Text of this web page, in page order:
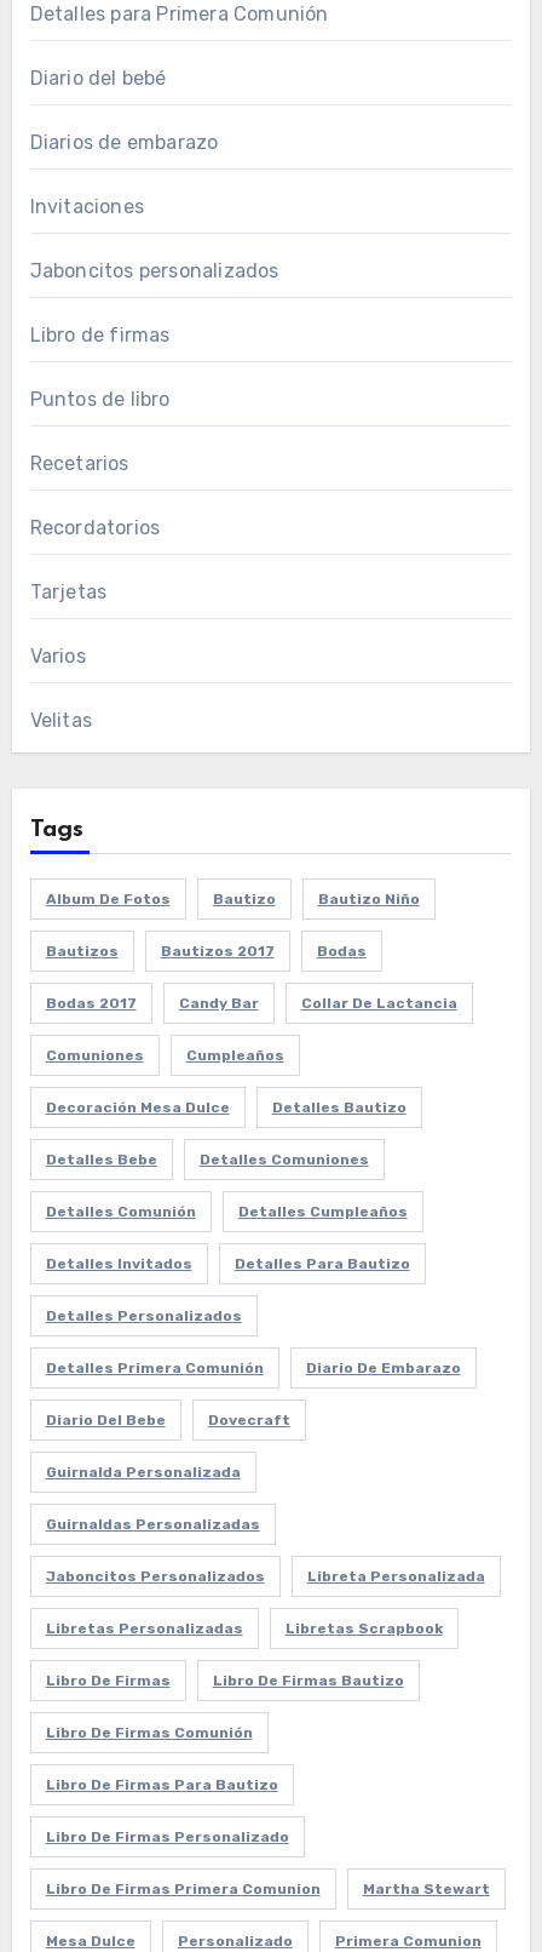
Detalles para Primera Comunión
Diario del bebé
Diarios de embarazo
Invitaciones
Jaboncitos personalizados
Libro de firmas
Puntos de libro
Recetarios
Recordatorios
Tarjetas
Varios
Velitas
Tags
Album De Fotos Bautizo Bautizo Niño
Bautizos Bautizos 2017 Bodas
Bodas 2017 Candy Bar Collar De Lactancia
Comuniones Cumpleaños
Decoración Mesa Dulce Detalles Bautizo
Detalles Bebe Detalles Comuniones
Detalles Comunión Detalles Cumpleaños
Detalles Invitados Detalles Para Bautizo
Detalles Personalizados
Detalles Primera Comunión Diario De Embarazo
Diario Del Bebe Dovecraft
Guirnalda Personalizada
Guirnaldas Personalizadas
Jaboncitos Personalizados Libreta Personalizada
Libretas Personalizadas Libretas Scrapbook
Libro De Firmas Libro De Firmas Bautizo
Libro De Firmas Comunión
Libro De Firmas Para Bautizo
Libro De Firmas Personalizado
Libro De Firmas Primera Comunion Martha Stewart
Mesa Dulce Personalizado Primera Comunion